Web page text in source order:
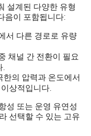
설계된 다양한 유형
음이 포함됩니다:
서 다른 경로로 유량
채널 간 전환이 필요
.
한의 압력과 온도에서
상적입니다.
성 또는 운영 유연성
선택할 수 있는 고유